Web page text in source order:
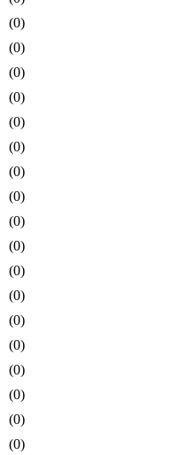
(0)
(0)
(0)
(0)
(0)
(0)
(0)
(0)
(0)
(0)
(0)
(0)
(0)
(0)
(0)
(0)
(0)
(0)